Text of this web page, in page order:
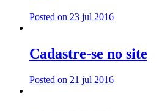
Posted on 23 jul 2016
Cadastre-se no site
Posted on 21 jul 2016